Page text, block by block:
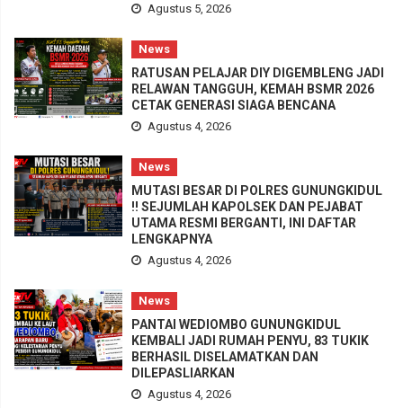
Agustus 5, 2026
News
RATUSAN PELAJAR DIY DIGEMBLENG JADI
RELAWAN TANGGUH, KEMAH BSMR 2026
CETAK GENERASI SIAGA BENCANA
Agustus 4, 2026
News
MUTASI BESAR DI POLRES GUNUNGKIDUL
!! SEJUMLAH KAPOLSEK DAN PEJABAT
UTAMA RESMI BERGANTI, INI DAFTAR
LENGKAPNYA
Agustus 4, 2026
News
PANTAI WEDIOMBO GUNUNGKIDUL
KEMBALI JADI RUMAH PENYU, 83 TUKIK
BERHASIL DISELAMATKAN DAN
DILEPASLIARKAN
Agustus 4, 2026